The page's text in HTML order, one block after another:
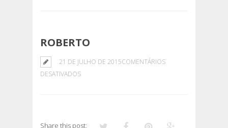
ROBERTO
21 DE JULHO DE 2015COMENTÁRIOS
DESATIVADOSEM
Share this post: